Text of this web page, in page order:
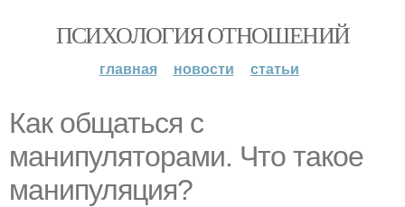
ПСИХОЛОГИЯ ОТНОШЕНИЙ
главная новости статьи
Как общаться с
манипуляторами. Что такое
манипуляция?